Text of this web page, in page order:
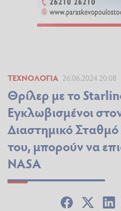
ΤΕΧΝΟΛΟΓΊΑ 26.06.2024 20:08
Θρίλερ με το
Εγκλωβισμένοι
Διαστημικό
του, μπορούν να
NASA